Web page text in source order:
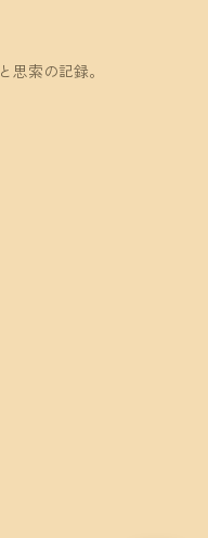
思索の記録。